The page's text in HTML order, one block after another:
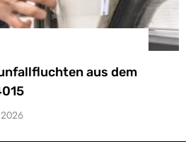
aus dem